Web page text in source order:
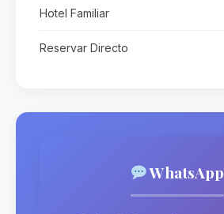
Hotel Familiar
Reservar Directo
WhatsApp